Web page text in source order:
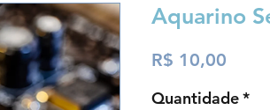
Aquarino
R$ 10,00
Quantidade*